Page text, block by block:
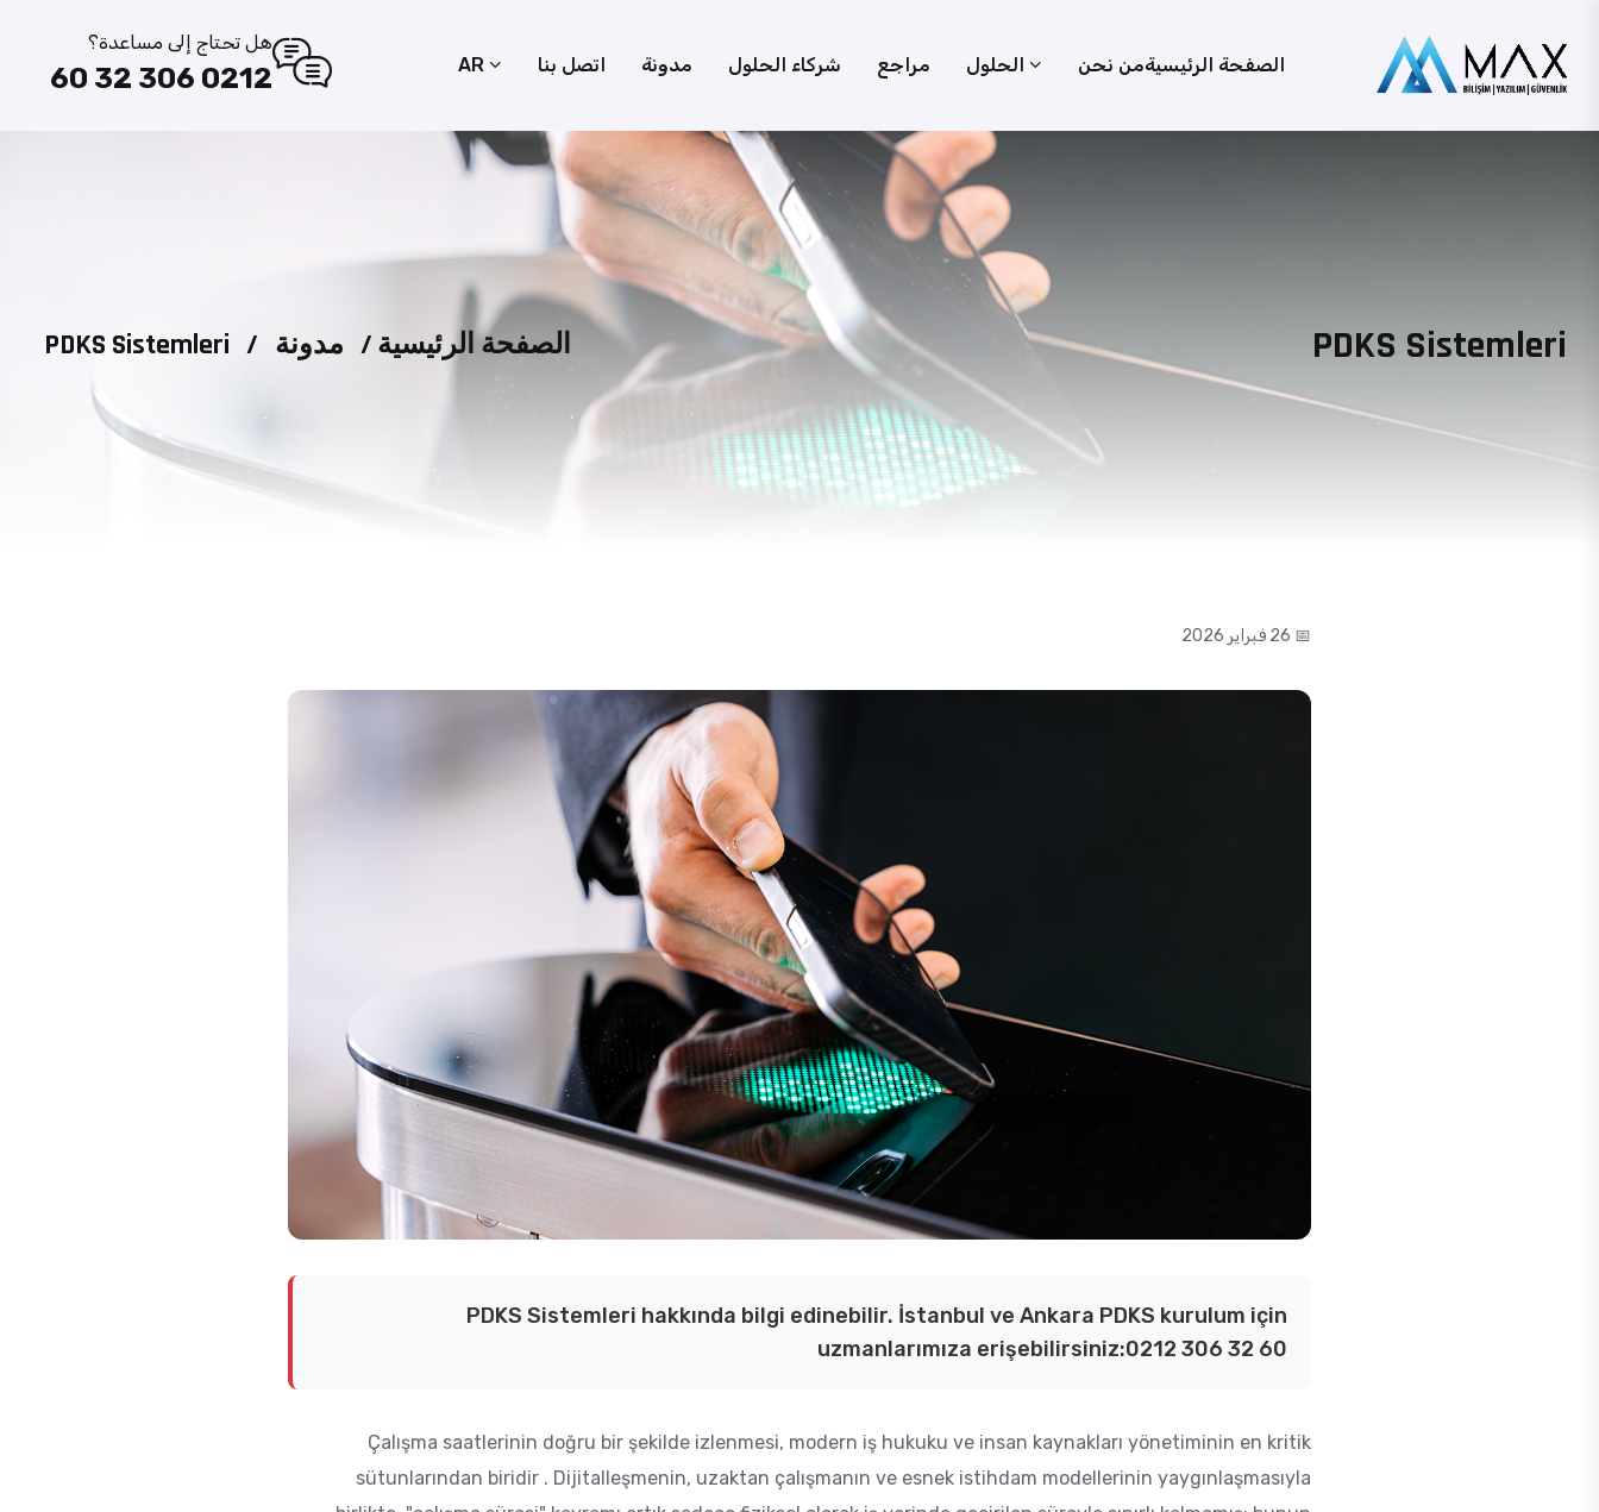
الصفحة الرئيسيةمن نحن الحلول مراجع شركاء الحلول مدونة اتصل بنا AR
هل تحتاج إلى مساعدة؟
0212 306 32 60
PDKS Sistemleri الصفحة الرئيسية / مدونة /
PDKS Sistemleri
📅 26 فبراير 2026
PDKS Sistemleri hakkında bilgi edinebilir. İstanbul ve Ankara PDKS kurulum için
uzmanlarımıza erişebilirsiniz:0212 306 32 60
Çalışma saatlerinin doğru bir şekilde izlenmesi, modern iş hukuku ve insan kaynakları yönetiminin en kritik
sütunlarından biridir . Dijitalleşmenin, uzaktan çalışmanın ve esnek istihdam modellerinin yaygınlaşmasıyla